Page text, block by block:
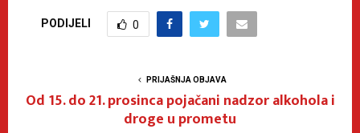
PODIJELI 0
PRIJAŠNJA OBJAVA
Od 15. do 21. prosinca pojačani nadzor alkohola i
droge u prometu